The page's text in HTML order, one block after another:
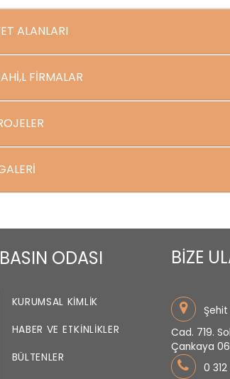
ALANLARI
FİRMALAR
BASIN ODASI
KURUMSAL KIMLIK
HABER VE ETKINLIKLER
BÜLTENLER
BİZE
Cad. 719.
Çankaya
0